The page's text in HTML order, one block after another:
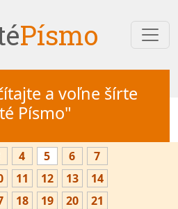
Písmo
a voľne šírte
Písmo"
4 5 6
7
11 12 13
14
18 19 20
21